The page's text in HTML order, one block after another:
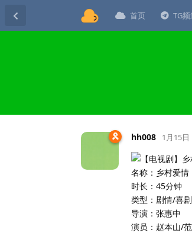
首页 TG频
hh008 1月15日
名称：乡村爱情
时长：45分钟
类型：剧情/喜
导演：张惠中
演员：赵本山/